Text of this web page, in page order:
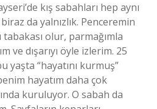
kış sabahları hep aynı
da yalnızlık. Penceremin
olur, parmağımla
ve dışarıyı öyle izlerim. 25
yaşta “hayatını kurmuş”
hayatım daha çok
kuruluyor. O sabah da